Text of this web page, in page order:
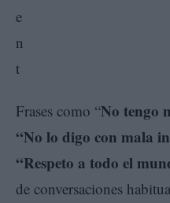
Frases como “No tengo
“No lo digo con mala
“Respeto a todo el
de conversaciones